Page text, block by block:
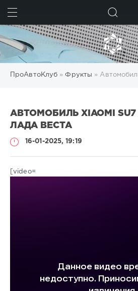
ПроАвтоКлуб »Фрукты »
АВТОМОБИЛЬ XIAOMI
ЛАДА ВЕСТА
16-01-2025, 19:19
[video=